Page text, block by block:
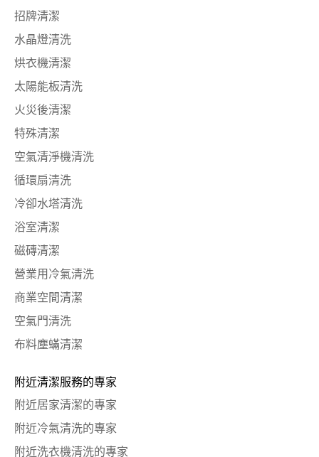
招牌清潔
水晶燈清洗
烘衣機清潔
太陽能板清洗
火災後清潔
特殊清潔
空氣清淨機清洗
循環扇清洗
冷卻水塔清洗
浴室清潔
磁磚清潔
營業用冷氣清洗
商業空間清潔
空氣門清洗
布料塵蟎清潔
附近清潔服務的專家
附近居家清潔的專家
附近冷氣清洗的專家
附近洗衣機清洗的專家